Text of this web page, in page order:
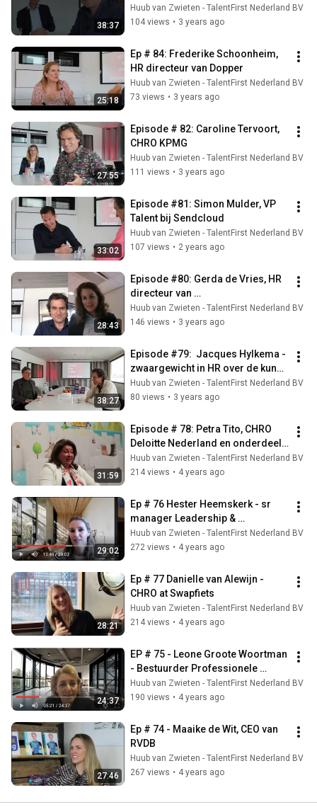
38:37
Huub van Zwieten - TalentFirst Nederland BV
104 views • 3 years ago
25:18
Ep # 84: Frederike Schoonheim,
HR directeur van Dopper
Huub van Zwieten - TalentFirst Nederland BV
73 views • 3 years ago
27:55
Episode # 82: Caroline Tervoort,
CHRO KPMG
Huub van Zwieten - TalentFirst Nederland BV
111 views • 3 years ago
33:02
Episode #81: Simon Mulder, VP
Talent bij Sendcloud
Huub van Zwieten - TalentFirst Nederland BV
107 views • 2 years ago
28:43
Episode #80: Gerda de Vries, HR
directeur van
rechtsbijstandsverzekeraar Arag
Huub van Zwieten - TalentFirst Nederland BV
146 views • 3 years ago
38:27
Episode #79:  Jacques Hylkema -
zwaargewicht in HR over de kunst
van het reorganiseren
Huub van Zwieten - TalentFirst Nederland BV
80 views • 3 years ago
31:59
Episode # 78: Petra Tito, CHRO
Deloitte Nederland en onderdeel
van het Executive Commitee
Huub van Zwieten - TalentFirst Nederland BV
214 views • 4 years ago
29:02
Ep # 76 Hester Heemskerk - sr
manager Leadership &
Employability -  Johnson &
Johnson
Huub van Zwieten - TalentFirst Nederland BV
272 views • 4 years ago
28:21
Ep # 77 Danielle van Alewijn -
CHRO at Swapfiets
Huub van Zwieten - TalentFirst Nederland BV
214 views • 4 years ago
24:37
EP # 75 - Leone Groote Woortman
- Bestuurder Professionele
Diensten Parnassia groep
Huub van Zwieten - TalentFirst Nederland BV
190 views • 4 years ago
27:46
Ep # 74 - Maaike de Wit, CEO van
RVDB
Huub van Zwieten - TalentFirst Nederland BV
267 views • 4 years ago